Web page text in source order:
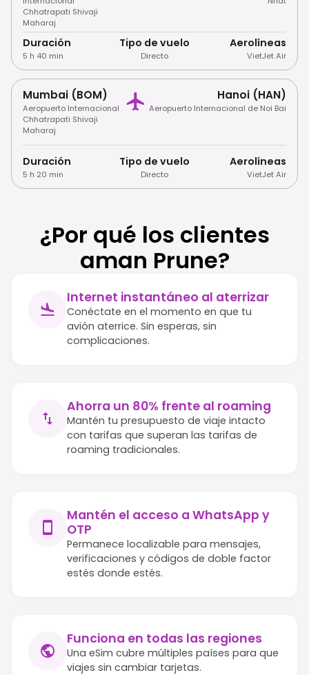
Chhatrapati Shivaji
Maharaj
Duración
5 h 40 min
Tipo de vuelo
Directo
Aerolíneas
VietJet Air
Mumbai (BOM)
Aeropuerto Internacional
Chhatrapati Shivaji
Maharaj
Hanoi (HAN)
Aeropuerto Internacional de Noi Bai
Duración
5 h 20 min
Tipo de vuelo
Directo
Aerolíneas
VietJet Air
¿Por qué los clientes
aman Prune?
Internet instantáneo al aterrizar
Conéctate en el momento en que tu
avión aterrice. Sin esperas, sin
complicaciones.
Ahorra un 80% frente al roaming
Mantén tu presupuesto de viaje intacto
con tarifas que superan las tarifas de
roaming tradicionales.
Mantén el acceso a WhatsApp y
OTP
Permanece localizable para mensajes,
verificaciones y códigos de doble factor
estés donde estés.
Funciona en todas las regiones
Una eSim cubre múltiples países para que
viajes sin cambiar tarjetas.